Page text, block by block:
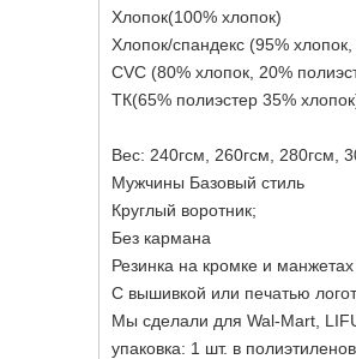
Хлопок(100% хлопок)
Хлопок/спандекс (95%
CVC (80% хлопок, 20%
ТК(65% полиэстер 35%
Вес: 240гсм, 260гсм, 280гсм,
Мужчины Базовый стиль
Круглый воротник;
Без кармана
Резинка на кромке и манжетах
С вышивкой или печатью
Мы сделали для Wal-Mart,
упаковка: 1 шт. в